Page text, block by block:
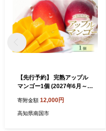
【先行予約】 完熟アップル
マンゴー1個 (2027年6月～発
もの デザート 高評価 厳選 高
級 ギフト 贈り物 人気 おすす
寄附金額 12,000円
高知県南国市